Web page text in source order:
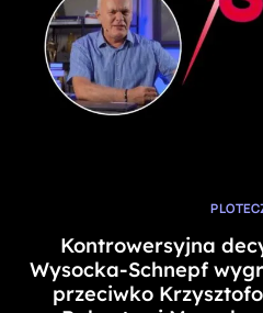
Kontrowersyjna
Wysocka-Schnepf
przeciwko